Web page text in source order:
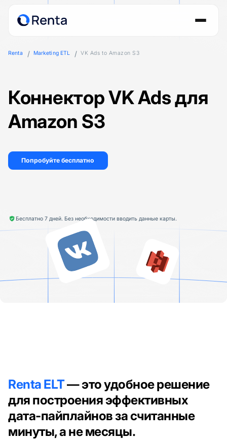
Renta Marketing ETL VK Ads to Amazon S3
Коннектор VK Ads для
Amazon S3
Попробуйте бесплатно
Бесплатно 7 дней. Без необходимости вводить данные карты.
Renta ELT— это удобное решение
для построения эффективных
дата-пайплайнов за считанные
минуты, а не месяцы.